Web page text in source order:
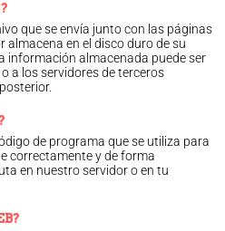
que se envía junto con las páginas
almacena en el disco duro de su
información almacenada puede ser
a los servidores de terceros
de programa que se utiliza para
correctamente y de forma
en nuestro servidor o en tu